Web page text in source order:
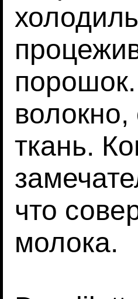
волокно,
ткань.
что
молока.